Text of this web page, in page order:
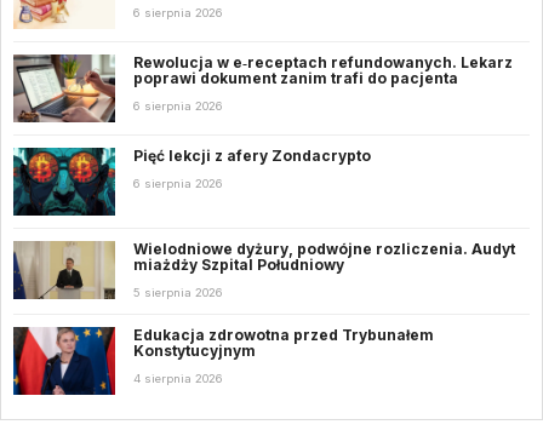
6 sierpnia 2026
Rewolucja w e‑receptach refundowanych. Lekarz
poprawi dokument zanim trafi do pacjenta
6 sierpnia 2026
Pięć lekcji z afery Zondacrypto
6 sierpnia 2026
Wielodniowe dyżury, podwójne rozliczenia. Audyt
miażdży Szpital Południowy
5 sierpnia 2026
Edukacja zdrowotna przed Trybunałem
Konstytucyjnym
4 sierpnia 2026